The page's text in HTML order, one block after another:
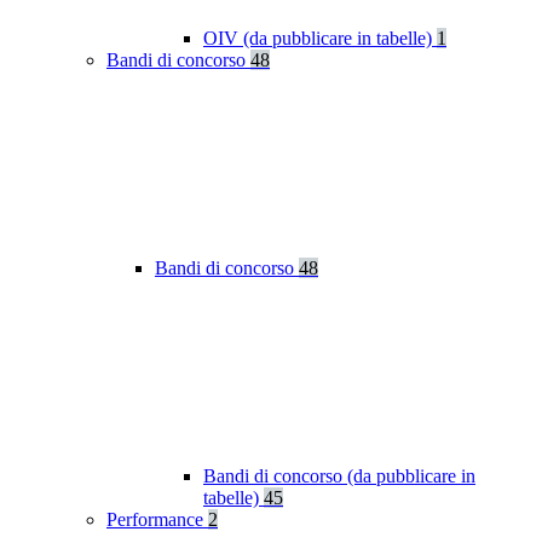
OIV (da pubblicare in tabelle) 1
Bandi di concorso 48
Bandi di concorso 48
Bandi di concorso (da pubblicare in
tabelle) 45
Performance 2